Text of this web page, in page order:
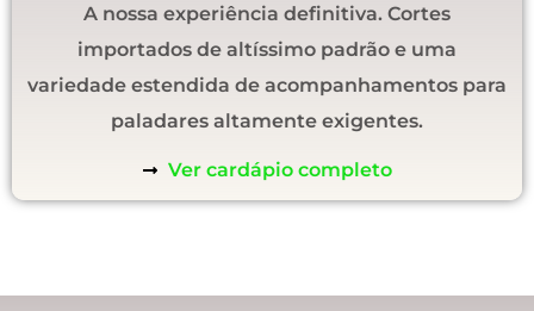
A nossa experiência definitiva. Cortes
importados de altíssimo padrão e uma
variedade estendida de acompanhamentos para
paladares altamente exigentes.
Ver cardápio completo